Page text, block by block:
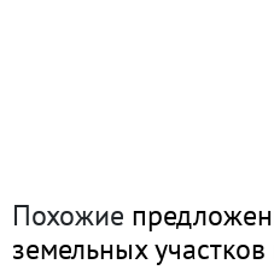
Похожие
земельных